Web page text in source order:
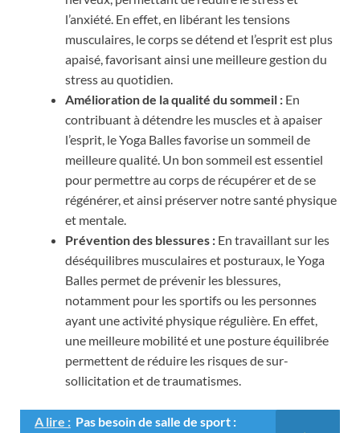
l’anxiété. En effet, en libérant les tensions
musculaires, le corps se détend et l’esprit est plus
apaisé, favorisant ainsi une meilleure gestion du
stress au quotidien.
Amélioration de la qualité du sommeil : En
contribuant à détendre les muscles et à apaiser
l’esprit, le Yoga Balles favorise un sommeil de
meilleure qualité. Un bon sommeil est essentiel
pour permettre au corps de récupérer et de se
régénérer, et ainsi préserver notre santé physique
et mentale.
Prévention des blessures : En travaillant sur les
déséquilibres musculaires et posturaux, le Yoga
Balles permet de prévenir les blessures,
notamment pour les sportifs ou les personnes
ayant une activité physique régulière. En effet,
une meilleure mobilité et une posture équilibrée
permettent de réduire les risques de sur-
sollicitation et de traumatismes.
A lire : Pas besoin de salle de sport :